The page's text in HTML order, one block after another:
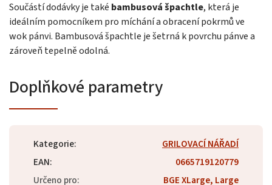
Součástí dodávky je také bambusová špachtle, která je
ideálním pomocníkem pro míchání a obracení pokrmů ve
wok pánvi. Bambusová špachtle je šetrná k povrchu pánve a
zároveň tepelně odolná.
Doplňkové parametry
Kategorie:
GRILOVACÍ NÁŘADÍ
EAN:
0665719120779
Určeno pro: BGE XLarge, Large